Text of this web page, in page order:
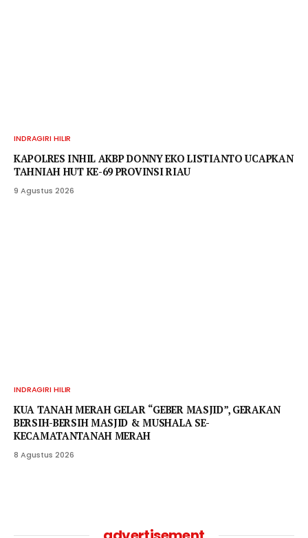
INDRAGIRI HILIR
KAPOLRES INHIL AKBP DONNY EKO LISTIANTO UCAPKAN
TAHNIAH HUT KE-69 PROVINSI RIAU
9 Agustus 2026
INDRAGIRI HILIR
KUA TANAH MERAH GELAR “GEBER MASJID”, GERAKAN
BERSIH-BERSIH MASJID & MUSHALA SE-
KECAMATANTANAH MERAH
8 Agustus 2026